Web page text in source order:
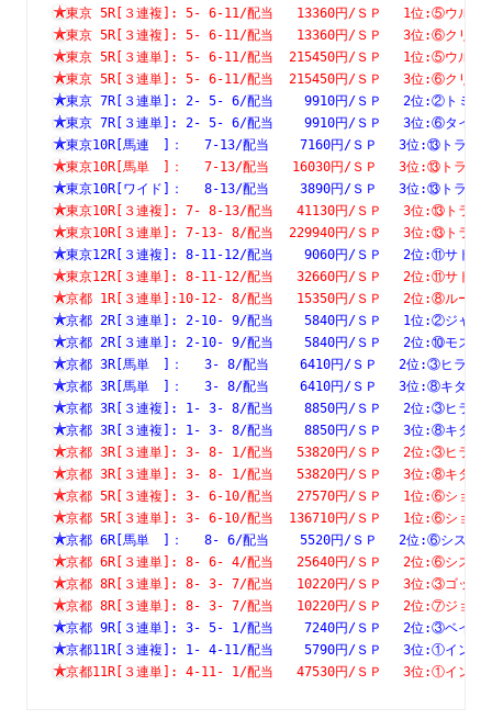
東京 5R[３連複]: 5- 6-11/配当   13360円/ＳＰ
東京 5R[３連複]: 5- 6-11/配当   13360円/ＳＰ　 3
東京 5R[３連単]: 5- 6-11/配当  215450円/ＳＰ
東京 5R[３連単]: 5- 6-11/配当  215450円/ＳＰ　 3
東京 7R[３連単]: 2- 5- 6/配当    9910円/ＳＰ　 2
東京 7R[３連単]: 2- 5- 6/配当    9910円/ＳＰ　 3
東京10R[馬連　]：　 7-13/配当    7160円/ＳＰ　 3位:⑬トラヴ
東京10R[馬単　]：　 7-13/配当   16030円/ＳＰ　 3位:⑬トラヴ
東京10R[ワイド]：　 8-13/配当    3890円/ＳＰ　 3位:⑬トラヴ
東京10R[３連複]: 7- 8-13/配当   41130円/ＳＰ　 3位:⑬トラヴ
東京10R[３連単]: 7-13- 8/配当  229940円/ＳＰ　 3位:⑬トラ
東京12R[３連複]: 8-11-12/配当    9060円/ＳＰ　 2位:⑪サトノガ
東京12R[３連単]: 8-11-12/配当   32660円/ＳＰ　 2位:⑪サトノガ
京都 1R[３連単]:10-12- 8/配当   15350円/ＳＰ　 2
京都 2R[３連単]: 2-10- 9/配当    5840円/ＳＰ　 1
京都 2R[３連単]: 2-10- 9/配当    5840円/ＳＰ　 2
京都 3R[馬単　]：　 3- 8/配当    6410円/ＳＰ　 2
京都 3R[馬単　]：　 3- 8/配当    6410円/ＳＰ　 3
京都 3R[３連複]: 1- 3- 8/配当    8850円/ＳＰ　 2
京都 3R[３連複]: 1- 3- 8/配当    8850円/ＳＰ　 3
京都 3R[３連単]: 3- 8- 1/配当   53820円/ＳＰ　 2
京都 3R[３連単]: 3- 8- 1/配当   53820円/ＳＰ　 3
京都 5R[３連複]: 3- 6-10/配当   27570円/ＳＰ　 1位
京都 5R[３連単]: 3- 6-10/配当  136710円/ＳＰ　 1位
京都 6R[馬単　]：　 8- 6/配当    5520円/ＳＰ　 2
京都 6R[３連単]: 8- 6- 4/配当   25640円/ＳＰ　 2
京都 8R[３連単]: 8- 3- 7/配当   10220円/ＳＰ　 3
京都 8R[３連単]: 8- 3- 7/配当   10220円/ＳＰ　 2
京都 9R[３連単]: 3- 5- 1/配当    7240円/ＳＰ　 2位:③ベイラ
京都11R[３連複]: 1- 4-11/配当    5790円/ＳＰ　 3位:①イン
京都11R[３連単]: 4-11- 1/配当   47530円/ＳＰ　 3位:①イン